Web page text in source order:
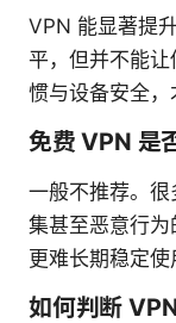
VPN 能显著提
平，但并不能
惯与设备安全，
免费 VPN 是
一般不推荐。
集甚至恶意行为
更难长期稳定使
如何判断